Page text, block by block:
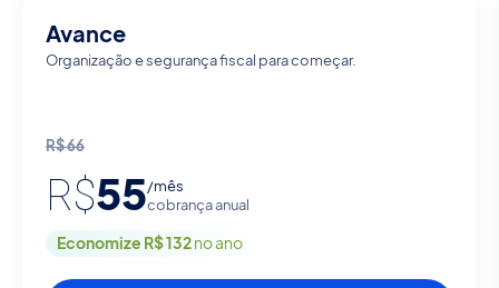
Avance
Organização e segurança fiscal para começar.
R$66
R$55/mês
cobrança anual
Economize R$ 132no ano